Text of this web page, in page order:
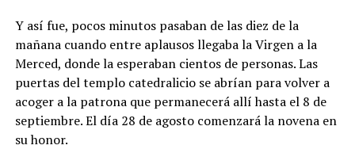
Y así fue, pocos minutos pasaban de las diez de la
mañana cuando entre aplausos llegaba la Virgen a la
Merced, donde la esperaban cientos de personas. Las
puertas del templo catedralicio se abrían para volver a
acoger a la patrona que permanecerá allí hasta el 8 de
septiembre. El día 28 de agosto comenzará la novena en
su honor.